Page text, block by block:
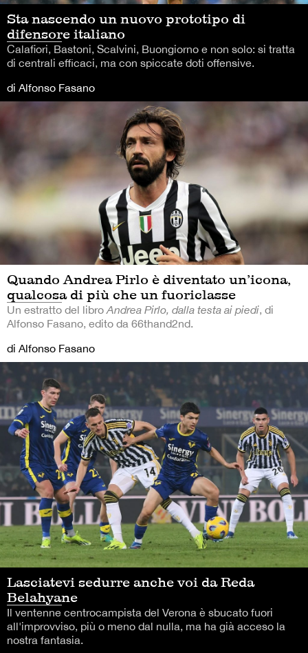
Sta nascendo un nuovo prototipo di
difensore italiano
Calafiori, Bastoni, Scalvini, Buongiorno e non solo: si tratta
di centrali efficaci, ma con spiccate doti offensive.
di Alfonso Fasano
Quando Andrea Pirlo è diventato un’icona,
qualcosa di più che un fuoriclasse
Un estratto del libro Andrea Pirlo, dalla testa ai piedi, di
Alfonso Fasano, edito da 66thand2nd.
di Alfonso Fasano
Lasciatevi sedurre anche voi da Reda
Belahyane
Il ventenne centrocampista del Verona è sbucato fuori
all'improvviso, più o meno dal nulla, ma ha già acceso la
nostra fantasia.